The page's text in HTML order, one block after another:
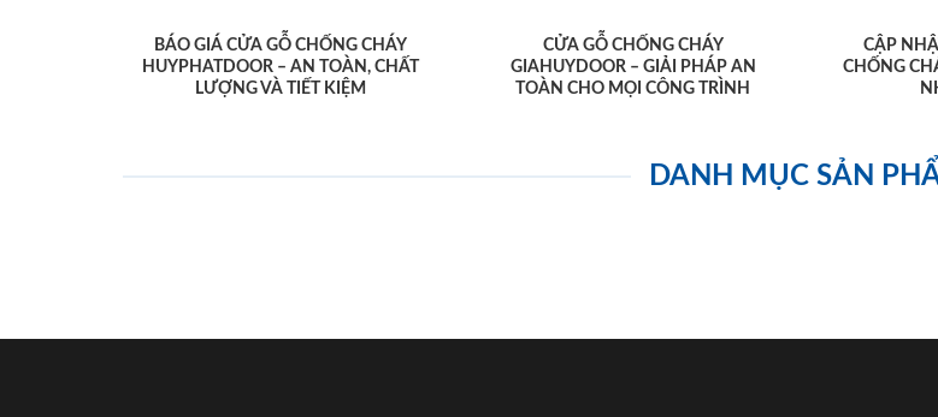
BÁO GIÁ CỬA GỖ CHỐNG CHÁY
HUYPHATDOOR – AN TOÀN, CHẤT
LƯỢNG VÀ TIẾT KIỆM
CỬA GỖ CHỐNG CHÁY
GIAHUYDOOR – GIẢI PHÁP AN
TOÀN CHO MỌI CÔNG TRÌNH
CẬP
CHỐNG
DANH MỤC SẢN